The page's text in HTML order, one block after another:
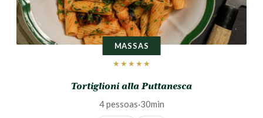
MASSAS
★★★★★
Tortiglioni alla Puttanesca
4 pessoas·30min